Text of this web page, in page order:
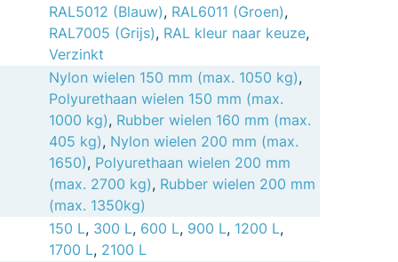
RAL5012 (Blauw), RAL6011 (Groen),
RAL7005 (Grijs), RAL kleur naar keuze,
Verzinkt
Nylon wielen 150 mm (max. 1050 kg),
Polyurethaan wielen 150 mm (max.
1000 kg), Rubber wielen 160 mm (max.
405 kg), Nylon wielen 200 mm (max.
1650), Polyurethaan wielen 200 mm
(max. 2700 kg), Rubber wielen 200 mm
(max. 1350kg)
150 L, 300 L, 600 L, 900 L, 1200 L,
1700 L, 2100 L